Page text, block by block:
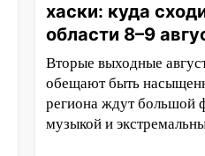
хаски: куда
области 8–9
Вторые выходные
обещают быть
региона ждут большой
музыкой и